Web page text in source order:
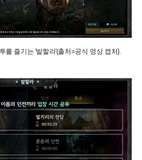
를 즐기는 '발할라'(출처=공식 영상 캡처).